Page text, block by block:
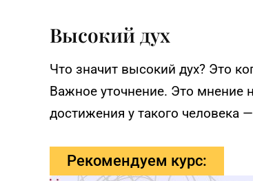
Высокий дух
Что значит высокий дух? Это
Важное уточнение. Это мнение
достижения у такого человека
Рекомендуем курс: